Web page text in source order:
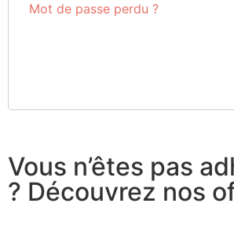
Mot de passe perdu ?
Vous n’êtes pas
? Découvrez nos